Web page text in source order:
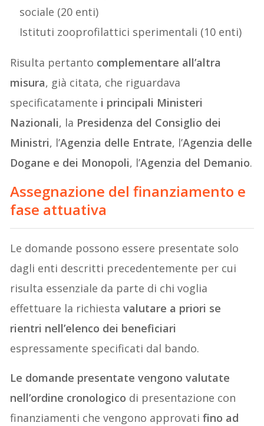
sociale (20 enti)
Istituti zooprofilattici sperimentali (10 enti)
Risulta pertanto complementare all’altra
misura, già citata, che riguardava
specificatamente i principali Ministeri
Nazionali, la Presidenza del Consiglio dei
Ministri, l’Agenzia delle Entrate, l’Agenzia delle
Dogane e dei Monopoli, l’Agenzia del Demanio.
Assegnazione del finanziamento e
fase attuativa
Le domande possono essere presentate solo
dagli enti descritti precedentemente per cui
risulta essenziale da parte di chi voglia
effettuare la richiestavalutare a priori se
rientri nell’elenco dei beneficiari
espressamente specificati dal bando.
Le domande presentate vengono valutate
nell’ordine cronologico di presentazione con
finanziamenti che vengono approvatifino ad